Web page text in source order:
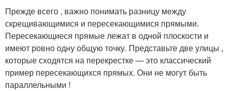
Прежде всего , важно понимать разницу между
скрещивающимися и пересекающимися прямыми.
Пересекающиеся прямые лежат в одной плоскости и
имеют ровно одну общую точку. Представьте две улицы ,
которые сходятся на перекрестке — это классический
пример пересекающихся прямых. Они не могут быть
параллельными ! ️